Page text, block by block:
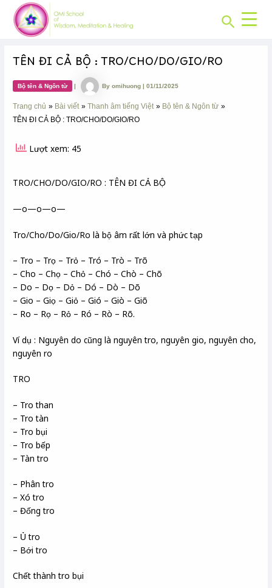
content
Search
TÊN ĐI CẢ BỘ : TRO/CHO/DO/GIO/RO
Bộ tên & Ngôn từ | Byomihuong|01/11/2025
Trang chủ Bài viết Thanh âm tiếng Việt
Bộ tên & Ngôn từ
TÊN ĐI CẢ BỘ : TRO/CHO/DO/GIO/RO
Lượt xem: 45
TRO/CHO/DO/GIO/RO : TÊN ĐI CẢ BỘ
—o—o—o—
Tro/Cho/Do/Gio/Ro là bộ âm rất lớn và phức tạp
– Tro – Trọ – Trỏ – Tró – Trò – Trõ
– Cho – Chọ – Chỏ – Chó – Chò – Chõ
– Do – Dọ – Dỏ – Dó – Dò – Dõ
– Gio – Giọ – Giỏ – Gió – Giò – Giõ
– Ro – Rọ – Rỏ – Ró – Rò – Rõ.
Ví dụ : Nguyên do cũng là nguyên tro, nguyên gio, nguyên cho,
nguyên ro
TRO
– Tro than
– Tro tàn
– Tro bụi
– Tro bếp
– Tàn tro
– Phân tro
– Xó tro
– Đống tro
– Ủ tro
– Bới tro
Chết thành tro bụi
Post
navigation
CHUYÊN
MỤC: